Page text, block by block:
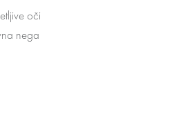
oči
nega